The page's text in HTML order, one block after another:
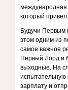
международная
который
Будучи Первым
этом одним из
самое важное
Первый Лорд и
выходные. На
зарплату и